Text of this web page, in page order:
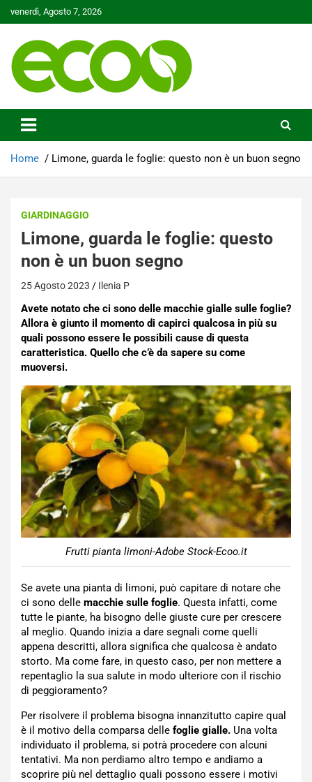
to
venerdì, Agosto 7, 2026
Ecoo.it
Home Limone, guarda le foglie: questo non è un buon segno
GIARDINAGGIO
Limone, guarda le foglie: questo
non è un buon segno
25 Agosto 2023 Ilenia P
Avete notato che ci sono delle macchie gialle sulle foglie?
Allora è giunto il momento di capirci qualcosa in più su
quali possono essere le possibili cause di questa
caratteristica. Quello che c’è da sapere su come
muoversi.
Frutti pianta limoni-Adobe Stock-Ecoo.it
Se avete una pianta di limoni, può capitare di notare che
ci sono delle macchie sulle foglie. Questa infatti, come
tutte le piante, ha bisogno delle giuste cure per crescere
al meglio. Quando inizia a dare segnali come quelli
appena descritti, allora significa che qualcosa è andato
storto. Ma come fare, in questo caso, per non mettere a
repentaglio la sua salute in modo ulteriore con il rischio
di peggioramento?
Per risolvere il problema bisogna innanzitutto capire qual
è il motivo della comparsa delle foglie gialle. Una volta
individuato il problema, si potrà procedere con alcuni
tentativi. Ma non perdiamo altro tempo e andiamo a
scoprire più nel dettaglio quali possono essere i motivi